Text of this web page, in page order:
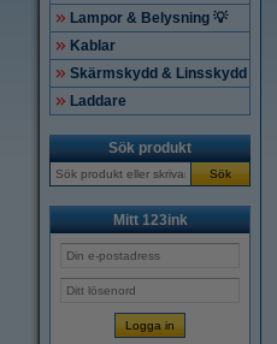
Lampor & Belysning 💡
Kablar
Skärmskydd & Linsskydd
Laddare
Sök produkt
Sök
Mitt 123ink